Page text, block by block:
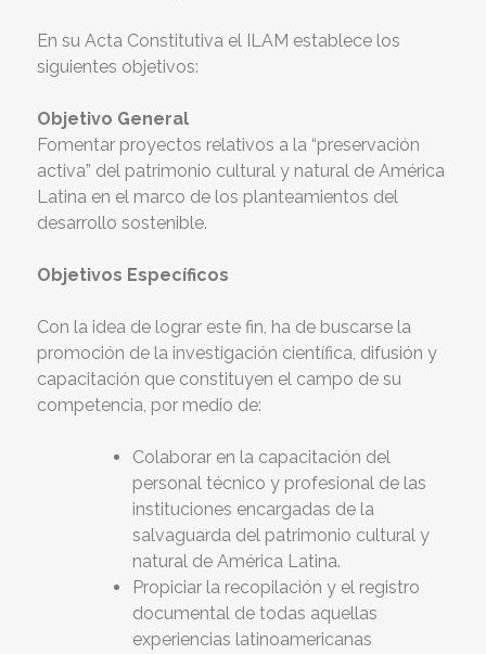
En su Acta Constitutiva el ILAM establece los
siguientes objetivos:
Objetivo General
Fomentar proyectos relativos a la “preservación
activa” del patrimonio cultural y natural de América
Latina en el marco de los planteamientos del
desarrollo sostenible.
Objetivos Específicos
Con la idea de lograr este fin, ha de buscarse la
promoción de la investigación científica, difusión y
capacitación que constituyen el campo de su
competencia, por medio de:
Colaborar en la capacitación del
personal técnico y profesional de las
instituciones encargadas de la
salvaguarda del patrimonio cultural y
natural de América Latina.
Propiciar la recopilación y el registro
documental de todas aquellas
experiencias latinoamericanas